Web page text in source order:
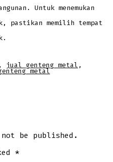
Untuk menemukan
pastikan memilih tempat
, jual genteng metal ,
metal
be published.
*